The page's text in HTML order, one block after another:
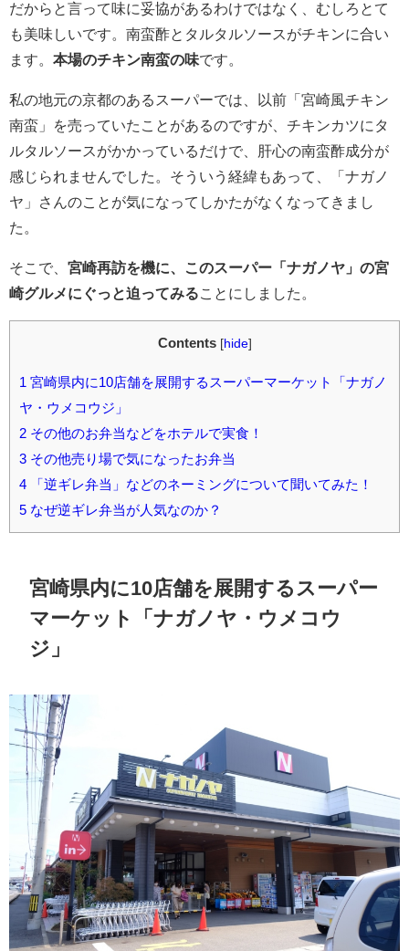
だからと言って味に妥協があるわけではなく、むしろとて
も美味しいです。南蛮酢とタルタルソースがチキンに合い
ます。 本場のチキン南蛮の味です。
私の地元の京都のあるスーパーでは、以前「宮崎風チキン
南蛮」を売っていたことがあるのですが、チキンカツにタ
ルタルソースがかかっているだけで、肝心の南蛮酢成分が
感じられませんでした。そういう経緯もあって、「ナガノ
ヤ」さんのことが気になってしかたがなくなってきまし
た。
そこで、 宮崎再訪を機に、このスーパー「ナガノヤ」の宮
崎グルメにぐっと迫ってみる ことにしました。
Contents [hide]
1 宮崎県内に10店舗を展開するスーパーマーケット「ナガノ
ヤ・ウメコウジ」
2 その他のお弁当などをホテルで実食！
3 その他売り場で気になったお弁当
4 「逆ギレ弁当」などのネーミングについて聞いてみた！
5 なぜ逆ギレ弁当が人気なのか？
宮崎県内に10店舗を展開するスーパー
マーケット「ナガノヤ・ウメコウ
ジ」